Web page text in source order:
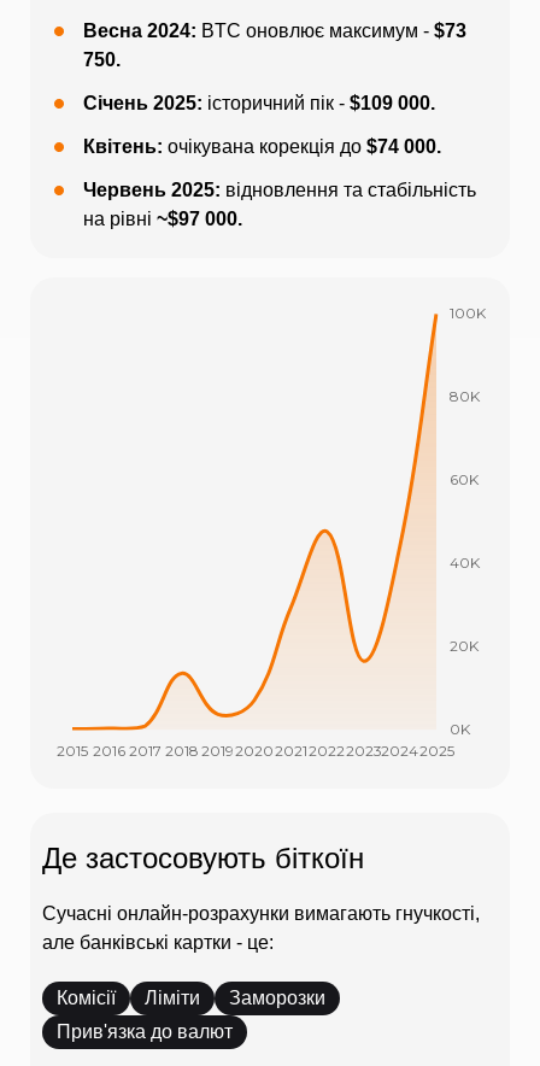
Весна 2024: BTC оновлює максимум - $73
750.
Січень 2025: історичний пік - $109 000.
Квітень: очікувана корекція до $74 000.
Червень 2025: відновлення та стабільність
на рівні ~$97 000.
Де застосовують біткоїн
Сучасні онлайн-розрахунки вимагають гнучкості,
але банківські картки - це:
Комісії Ліміти
Заморозки
Прив'язка до валют